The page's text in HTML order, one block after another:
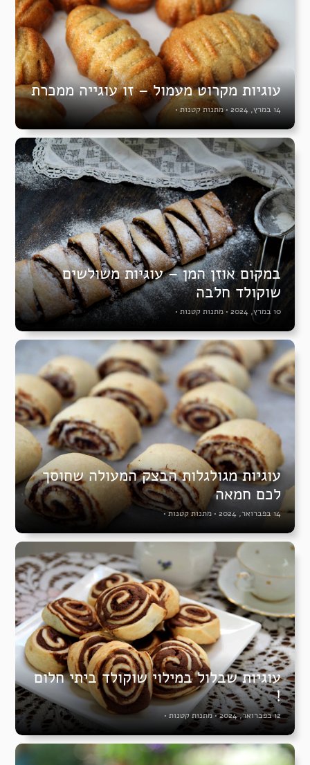
עוגיות מקרוט מעמול – זו עוגייה ממכרת
14 במרץ, 2024 • מתנות קטנות •
במקום אוזן המן – עוגיות משולשים
שוקולד חלבה
10 במרץ, 2024 • מתנות קטנות •
עוגיות מגולגלות הבצק המעולה שחוסך
לכם חמאה
14 בפברואר, 2024 • מתנות קטנות•
עוגיות שבלול במילוי שוקולד ביתי חלום
!
12 בפברואר, 2024 •מתנות קטנות •